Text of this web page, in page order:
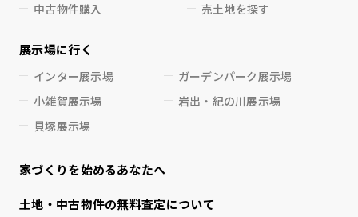
中古物件購入
売土地を探す
展示場に行く
インター展示場
ガーデンパーク展示場
小雑賀展示場
岩出・紀の川展示場
貝塚展示場
家づくりを始めるあなたへ
⼟地・中古物件の無料査定について